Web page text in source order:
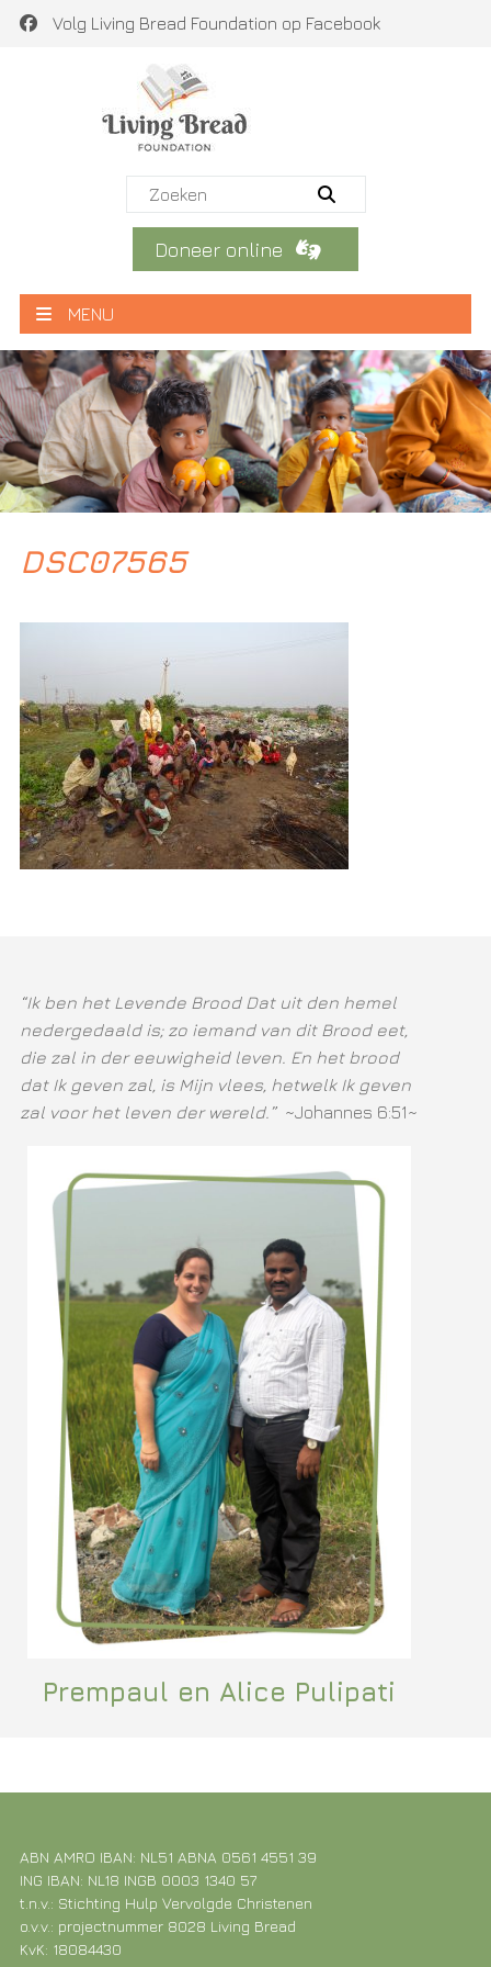
Volg Living Bread Foundation op Facebook
Doneer online
MENU
DSC07565
“Ik ben het Levende Brood Dat uit den hemel
nedergedaald is; zo iemand van dit Brood eet,
die zal in der eeuwigheid leven. En het brood
dat Ik geven zal, is Mijn vlees, hetwelk Ik geven
zal voor het leven der wereld.” ~Johannes 6:51~
Prempaul en Alice Pulipati
ABN AMRO IBAN: NL51 ABNA 0561 4551 39
ING IBAN: NL18 INGB 0003 1340 57
t.n.v.: Stichting Hulp Vervolgde Christenen
o.v.v.: projectnummer 8028 Living Bread
KvK: 18084430